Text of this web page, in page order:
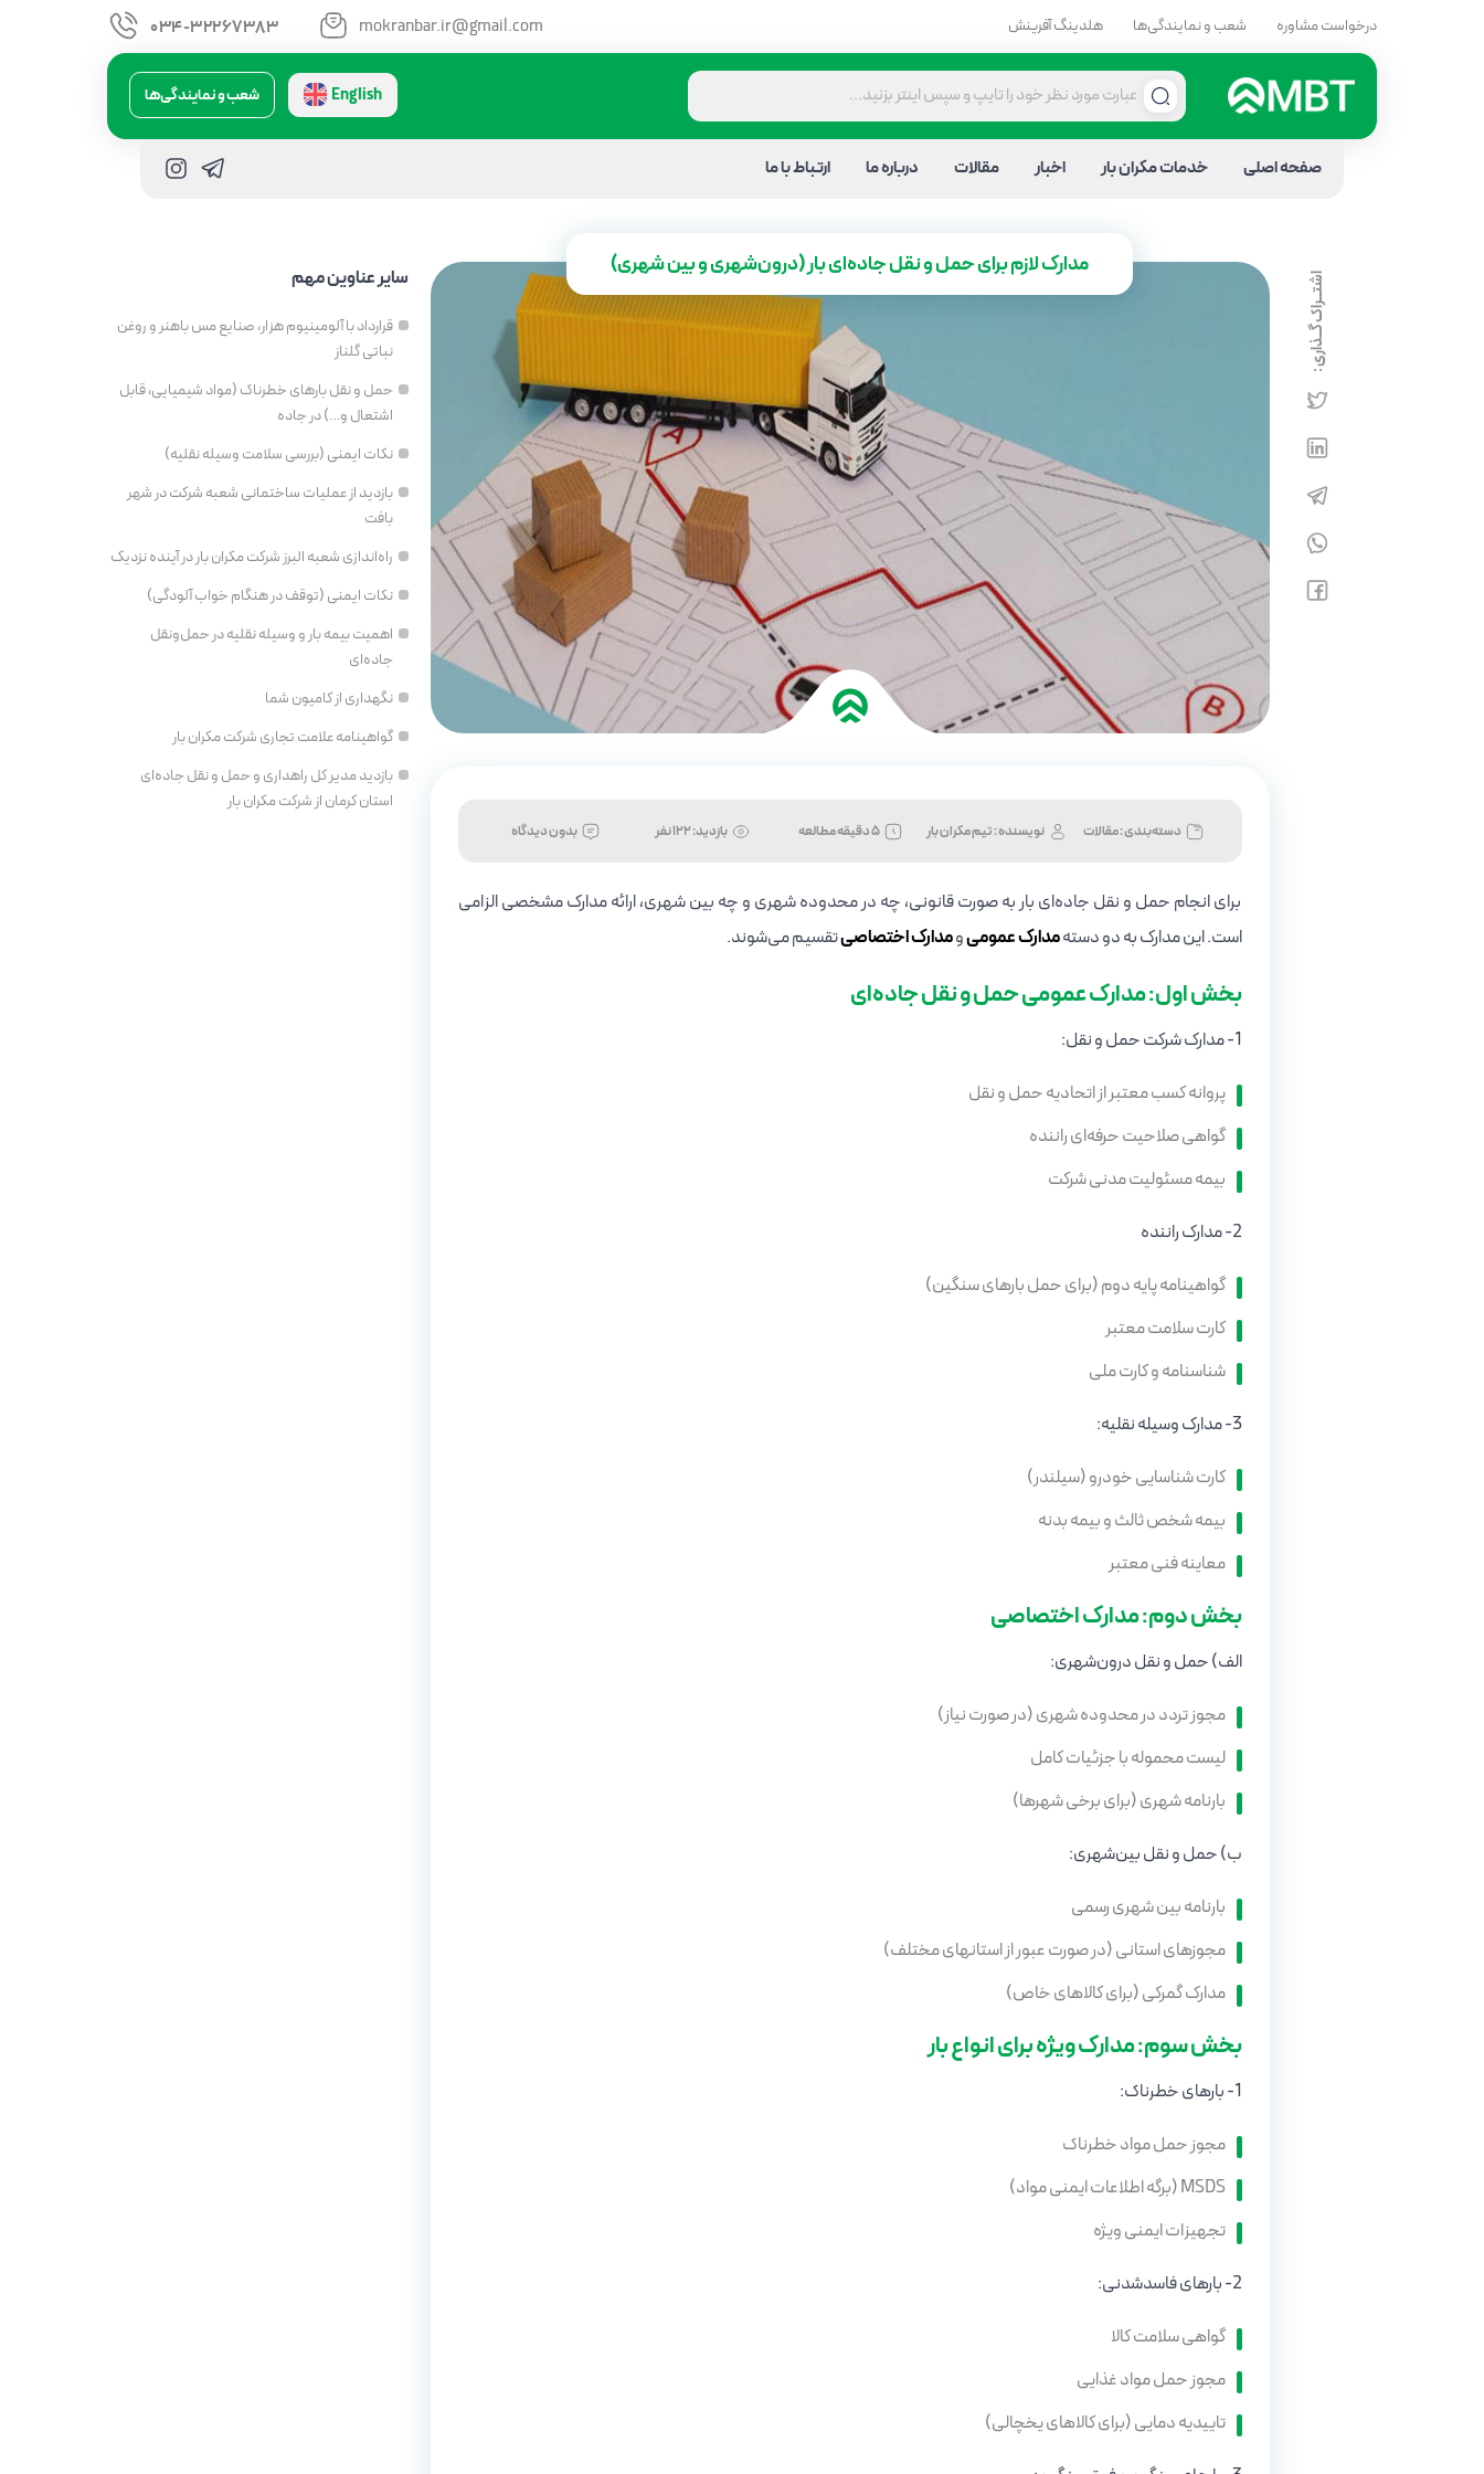
درخواست مشاوره شعب و نمایندگی‌ها هلدینگ آفرینش 034-32267383 mokranbar.ir@gmail.com
شعب و نمایندگی‌ها English
صفحه اصلی خدمات مکران بار اخبار مقالات درباره ما ارتباط با ما
اشتــراک گــذاری :
مدارک لازم برای حمل و نقل جاده‌ای بار (درون‌شهری و بین شهری)
دسته‌بندی : مقالات نویسنده :تیم مکران بار 5 دقیقه مطالعه بازدید:122 نفر بدون دیدگاه
برای انجام حمل و نقل جاده‌ای بار به صورت قانونی، چه در محدوده شهری و چه بین شهری، ارائه مدارک مشخصی الزامی
است. این مدارک به دو دستهمدارک عمومیومدارک اختصاصیتقسیم می‌شوند.
بخش اول: مدارک عمومی حمل و نقل جاده‌ای
1- مدارک شرکت حمل و نقل:
پروانه کسب معتبر از اتحادیه حمل و نقل
گواهی صلاحیت حرفه‌ای راننده
بیمه مسئولیت مدنی شرکت
2- مدارک راننده
گواهینامه پایه دوم (برای حمل بارهای سنگین)
کارت سلامت معتبر
شناسنامه و کارت ملی
3- مدارک وسیله نقلیه:
کارت شناسایی خودرو (سیلندر)
بیمه شخص ثالث و بیمه بدنه
معاینه فنی معتبر
بخش دوم: مدارک اختصاصی
الف) حمل و نقل درون‌شهری:
مجوز تردد در محدوده شهری (در صورت نیاز)
لیست محموله با جزئیات کامل
بارنامه شهری (برای برخی شهرها)
ب) حمل و نقل بین‌شهری:
بارنامه بین شهری رسمی
مجوزهای استانی (در صورت عبور از استانهای مختلف)
مدارک گمرکی (برای کالاهای خاص)
بخش سوم: مدارک ویژه برای انواع بار
1- بارهای خطرناک:
مجوز حمل مواد خطرناک
MSDS (برگه اطلاعات ایمنی مواد)
تجهیزات ایمنی ویژه
2- بارهای فاسدشدنی:
گواهی سلامت کالا
مجوز حمل مواد غذایی
تاییدیه دمایی (برای کالاهای یخچالی)
سایر عناوین مهم
قرارداد با آلومینیوم هزار، صنایع مس باهنر و روغن
نباتی گلناز
حمل و نقل بارهای خطرناک (مواد شیمیایی، قابل
اشتعال و…) در جاده
نکات ایمنی (بررسی سلامت وسیله نقلیه)
بازدید از عملیات ساختمانی شعبه شرکت در شهر
بافت
راه‌اندازی شعبه البرز شرکت مکران بار در آینده نزدیک
نکات ایمنی (توقف در هنگام خواب آلودگی)
اهمیت بیمه بار و وسیله نقلیه در حمل‌ونقل
جاده‌ای
نگهداری از کامیون شما
گواهینامه علامت تجاری شرکت مکران بار
بازدید مدیر کل راهداری و حمل و نقل جاده‌ای
استان کرمان از شرکت مکران بار